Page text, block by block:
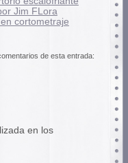
Jim FLora
cortometraje
de esta entrada:
en los